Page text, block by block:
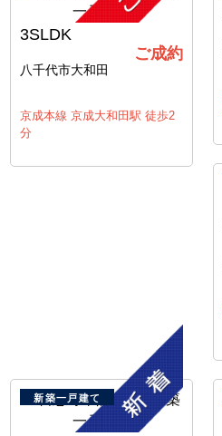
3SLDK
ご成約
八千代市大和田
京成本線 京成大和田駅 徒歩2
分
新築一戸建て